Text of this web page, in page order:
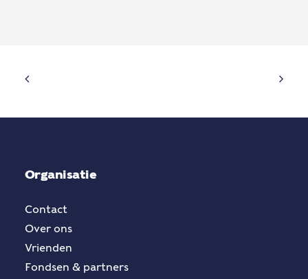
Organisatie
Contact
Over ons
Vrienden
Fondsen & partners